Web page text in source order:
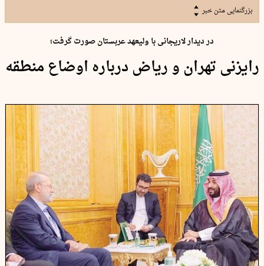
بزرگنمایی متن خبر
در دیدار لاریجانی با ولیعهد عربستان صورت گرفت؛
رایزنی تهران و ریاض درباره اوضاع منطقه